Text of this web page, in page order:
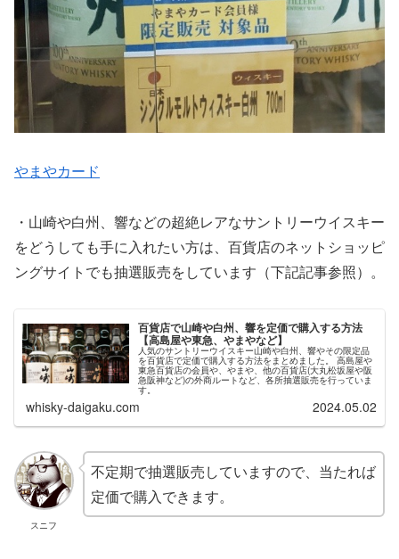
やまやカード
・山崎や白州、響などの超絶レアなサントリーウイスキー
をどうしても手に入れたい方は、百貨店のネットショッピ
ングサイトでも抽選販売をしています（下記記事参照）。
百貨店で山崎や白州、響を定価で購入する方法
【高島屋や東急、やまやなど】
人気のサントリーウイスキー山崎や白州、響やその限定品
を百貨店で定価で購入する方法をまとめました。 高島屋や
東急百貨店の会員や、やまや、他の百貨店(大丸松坂屋や阪
急阪神など)の外商ルートなど、各所抽選販売を行っていま
す。
whisky-daigaku.com 2024.05.02
スニフ
不定期で抽選販売していますので、当たれば
定価で購入できます。